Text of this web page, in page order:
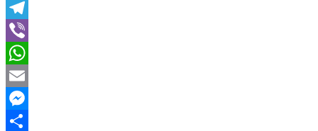
Twitter
Telegram
Viber
WhatsApp
Email
Messenger